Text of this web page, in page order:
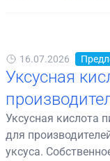
16.07.2026
Уксусная
Уксусная кислота
для
уксуса.